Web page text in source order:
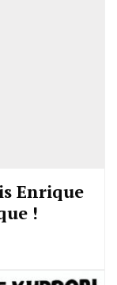
Enrique
!